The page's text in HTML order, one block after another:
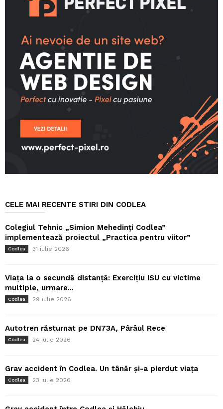
CELE MAI RECENTE STIRI DIN CODLEA
Colegiul Tehnic „Simion Mehedinți Codlea”
implementează proiectul „Practica pentru viitor”
Codlea 31 iulie 2026
Viața la o secundă distanță: Exercițiu ISU cu victime
multiple, urmare...
Codlea 29 iulie 2026
Autotren răsturnat pe DN73A, Pârâul Rece
Codlea 24 iulie 2026
Grav accident în Codlea. Un tânăr și-a pierdut viața
Codlea 23 iulie 2026